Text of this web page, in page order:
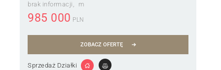
brak informacji m
985 000 PLN
ZOBACZ OFERTĘ
Sprzedaż Działki